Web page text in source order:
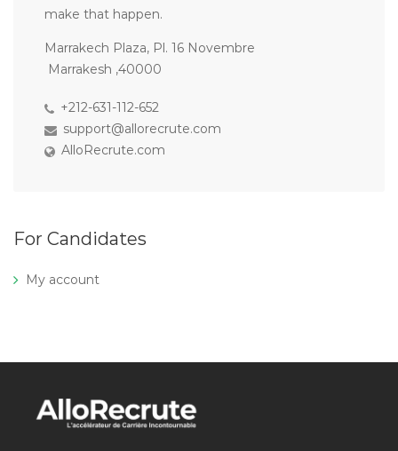
make that happen.
Marrakech Plaza, Pl. 16 Novembre
Marrakesh ,40000
+212-631-112-652
support@allorecrute.com
AlloRecrute.com
For Candidates
My account